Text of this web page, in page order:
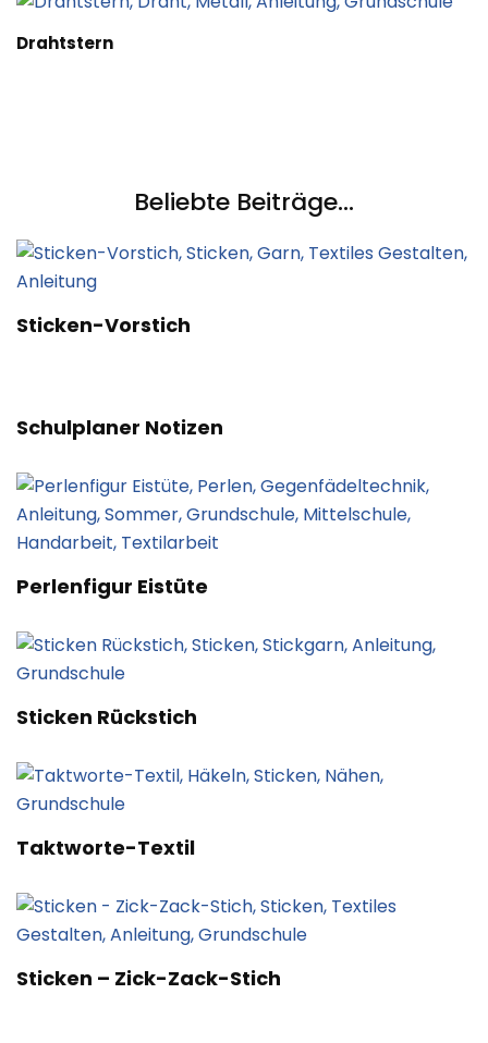
Drahtstern
Beliebte Beiträge...
Sticken-Vorstich
Schulplaner Notizen
Perlenfigur Eistüte
Sticken Rückstich
Taktworte-Textil
Sticken – Zick-Zack-Stich